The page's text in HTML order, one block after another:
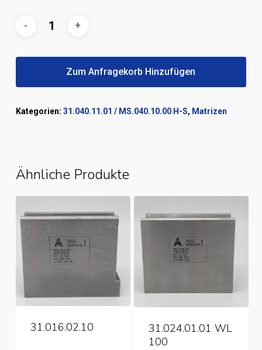
Zum Anfragekorb Hinzufügen
Kategorien: 31.040.11.01 / MS.040.10.00 H-S, Matrizen
Ähnliche Produkte
31.016.02.10
31.024.01.01 WL
100